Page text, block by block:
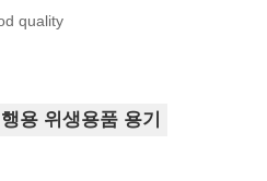
quality
용 위생용품 용기